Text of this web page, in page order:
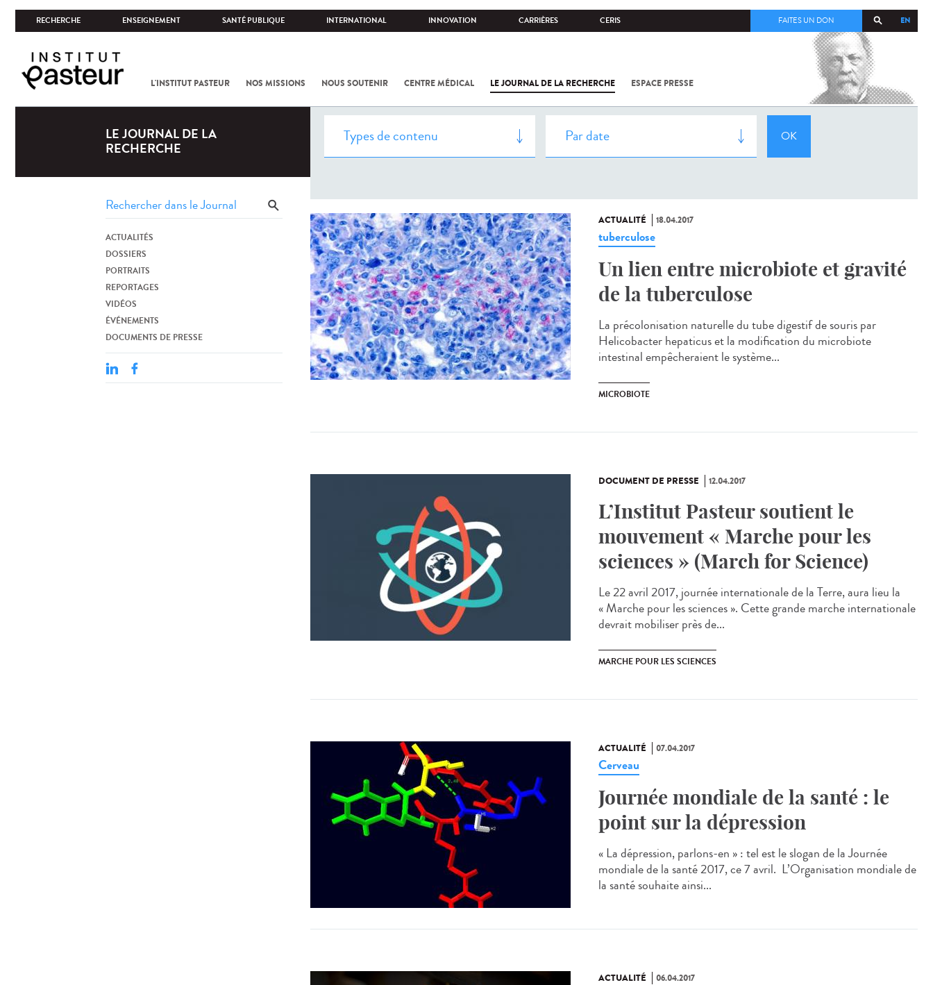
RECHERCHE ENSEIGNEMENT SANTÉ PUBLIQUE INTERNATIONAL INNOVATION CARRIÈRES CERIS EN
FAITES UN DON
L'INSTITUT PASTEUR NOS MISSIONS NOUS SOUTENIR CENTRE MÉDICAL LE JOURNAL DE LA RECHERCHE ESPACE PRESSE
COV-2 /
L'INSTITUT
PASTEUR
LE JOURNAL DE LA
RECHERCHE
ACTUALITÉS
DOSSIERS
PORTRAITS
REPORTAGES
VIDÉOS
ÉVÉNEMENTS
DOCUMENTS DE PRESSE
ACTUALITÉ 18.04.2017
tuberculose
Un lien entre microbiote et gravité
de la tuberculose
La précolonisation naturelle du tube digestif de souris par
Helicobacter hepaticus et la modification du microbiote
intestinal empêcheraient le système...
MICROBIOTE
DOCUMENT DE PRESSE 12.04.2017
L’Institut Pasteur soutient le
mouvement « Marche pour les
sciences » (March for Science)
Le 22 avril 2017, journée internationale de la Terre, aura lieu la
« Marche pour les sciences ». Cette grande marche internationale
devrait mobiliser près de...
MARCHE POUR LES SCIENCES
ACTUALITÉ 07.04.2017
Cerveau
Journée mondiale de la santé : le
point sur la dépression
« La dépression, parlons-en » : tel est le slogan de la Journée
mondiale de la santé 2017, ce 7 avril. L’Organisation mondiale de
la santé souhaite ainsi...
ACTUALITÉ 06.04.2017